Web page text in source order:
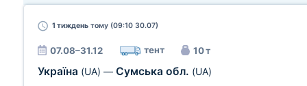
1 тиждень тому (09:10 30.07)
07.08–31.12 тент 10 т
Україна (UA) — Сумська обл. (UA)